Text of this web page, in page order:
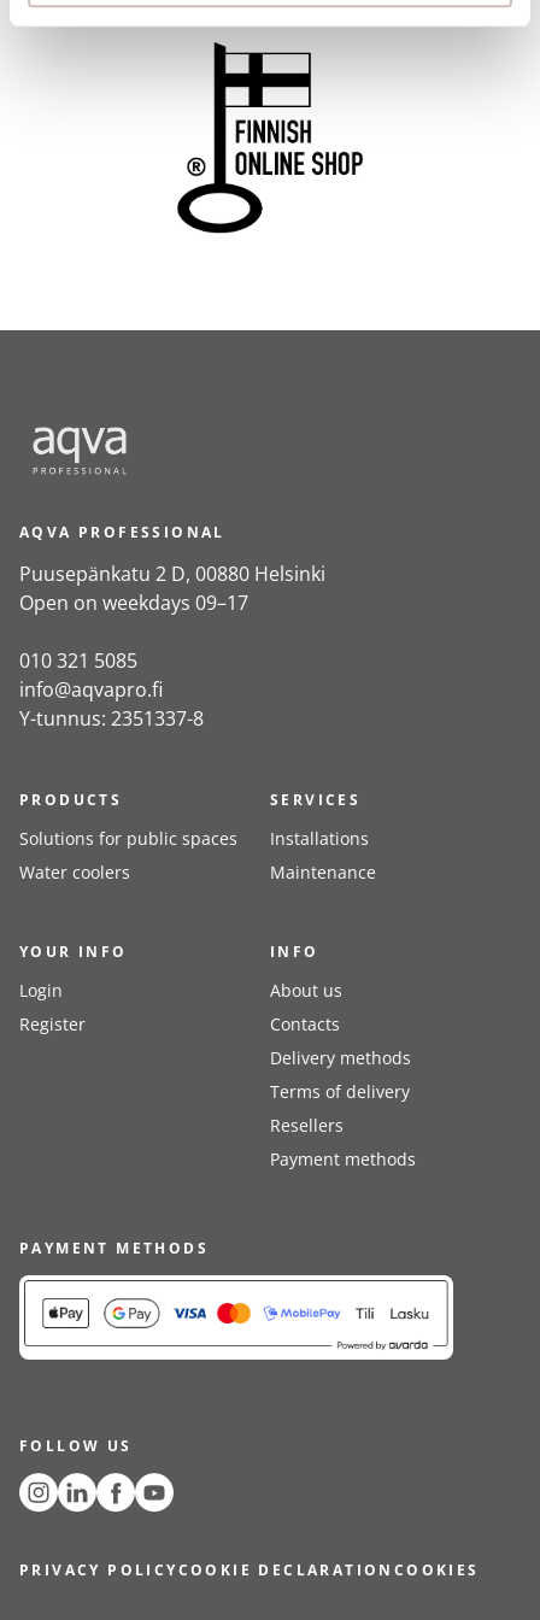
AQVA PROFESSIONAL
Puusepänkatu 2 D, 00880 Helsinki
Open on weekdays 09–17
010 321 5085
info@aqvapro.fi
Y-tunnus: 2351337-8
PRODUCTS
Solutions for public spaces
Water coolers
SERVICES
Installations
Maintenance
YOUR INFO
Login
Register
INFO
About us
Contacts
Delivery methods
Terms of delivery
Resellers
Payment methods
PAYMENT METHODS
FOLLOW US
PRIVACY POLICYCOOKIE DECLARATION COOKIES